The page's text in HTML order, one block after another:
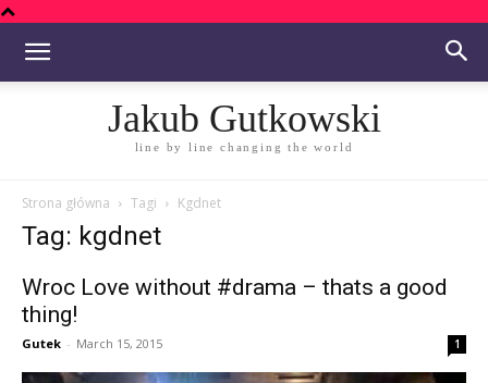
Jakub Gutkowski
line by line changing the world
Strona główna Tagi Kgdnet
Tag: kgdnet
Wroc Love without #drama – thats a good
thing!
Gutek - March 15, 2015 1